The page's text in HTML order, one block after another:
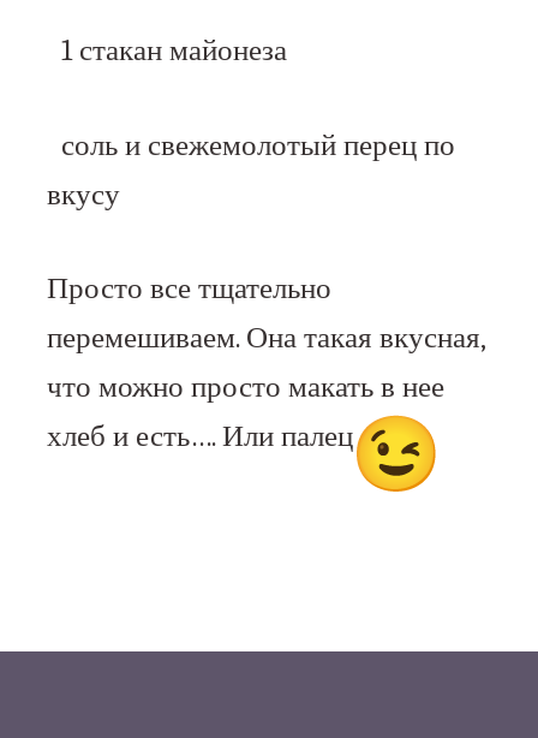
1 стакан майонеза
соль и свежемолотый перец по
вкусу
Просто все тщательно
перемешиваем. Она такая вкусная,
что можно просто макать в нее
хлеб и есть…. Или палец